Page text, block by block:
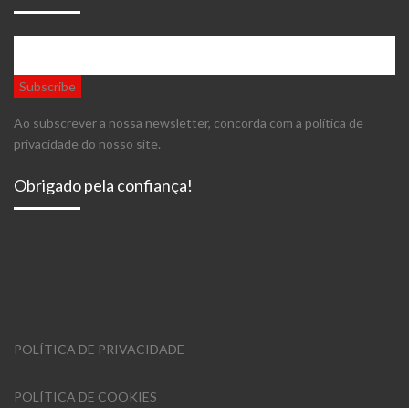
Ao subscrever a nossa newsletter, concorda com a política de
privacidade do nosso site.
Obrigado pela confiança!
POLÍTICA DE PRIVACIDADE
POLÍTICA DE COOKIES